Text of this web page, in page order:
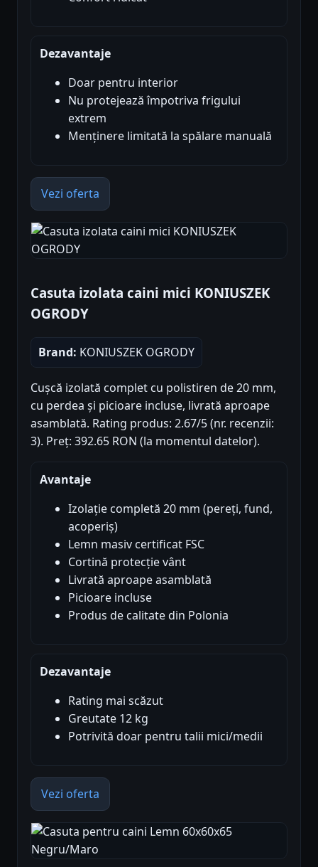
Dezavantaje
Doar pentru interior
Nu protejează împotriva frigului
extrem
Menținere limitată la spălare manuală
Vezi oferta
Casuta izolata caini mici KONIUSZEK
OGRODY
Brand: KONIUSZEK OGRODY
Cușcă izolată complet cu polistiren de 20 mm,
cu perdea și picioare incluse, livrată aproape
asamblată. Rating produs: 2.67/5 (nr. recenzii:
3). Preț: 392.65 RON (la momentul datelor).
Avantaje
Izolație completă 20 mm (pereți, fund,
acoperiș)
Lemn masiv certificat FSC
Cortină protecție vânt
Livrată aproape asamblată
Picioare incluse
Produs de calitate din Polonia
Dezavantaje
Rating mai scăzut
Greutate 12 kg
Potrivită doar pentru talii mici/medii
Vezi oferta